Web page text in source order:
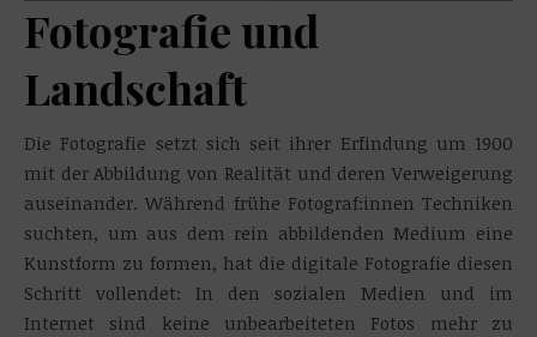
Fotografie und
Landschaft
Die Fotografie setzt sich seit ihrer Erfindung um 1900
mit der Abbildung von Realität und deren Verweigerung
auseinander. Während frühe Fotograf:innen Techniken
suchten, um aus dem rein abbildenden Medium eine
Kunstform zu formen, hat die digitale Fotografie diesen
Schritt vollendet: In den sozialen Medien und im
Internet sind keine unbearbeiteten Fotos mehr zu